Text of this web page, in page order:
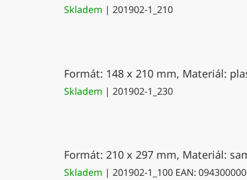
Skladem | 201902-1_210
Formát: 148 x 210 mm, Materiál:
Skladem | 201902-1_230
Formát: 210 x 297 mm, Materiál:
Skladem | 201902-1_100 EAN: